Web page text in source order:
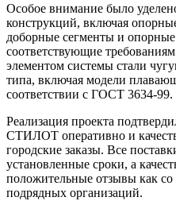
Особое внимание было
конструкций, включая
доборные сегменты и
соответствующие
элементом системы стали
типа, включая модели
соответствии с ГОСТ 3634-99.
Реализация проекта
СТИЛОТ оперативно и
городские заказы. Все
установленные сроки, а
положительные отзывы как со
подрядных организаций.